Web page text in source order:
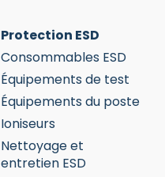
Protection ESD
Consommables ESD
Équipements de test
Équipements du poste
Ioniseurs
Nettoyage et
entretien ESD